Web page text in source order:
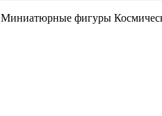
Миниатюрные фигуры